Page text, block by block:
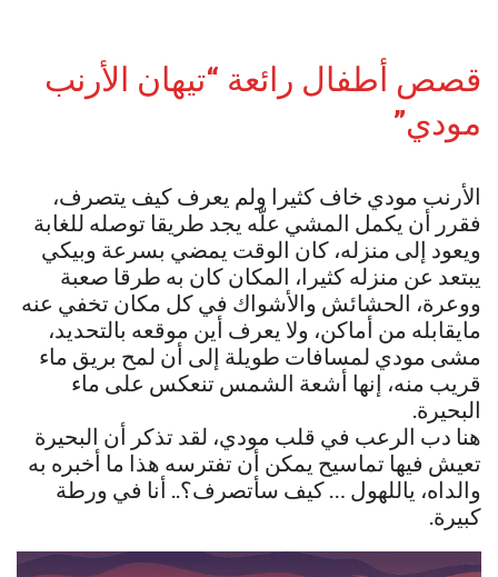
قصص أطفال رائعة “تيهان الأرنب
مودي”
الأرنب مودي خاف كثيرا ولم يعرف كيف يتصرف،
فقرر أن يكمل المشي علّه يجد طريقا توصله للغابة
ويعود إلى منزله، كان الوقت يمضي بسرعة وبيكي
يبتعد عن منزله كثيرا، المكان كان به طرقا صعبة
ووعرة، الحشائش والأشواك في كل مكان تخفي عنه
مايقابله من أماكن، ولا يعرف أين موقعه بالتحديد،
مشى مودي لمسافات طويلة إلى أن لمح بريق ماء
قريب منه، إنها أشعة الشمس تنعكس على ماء
البحيرة.
هنا دب الرعب في قلب مودي، لقد تذكر أن البحيرة
تعيش فيها تماسيح يمكن أن تفترسه هذا ما أخبره به
والداه، ياللهول … كيف سأتصرف؟.. أنا في ورطة
كبيرة.